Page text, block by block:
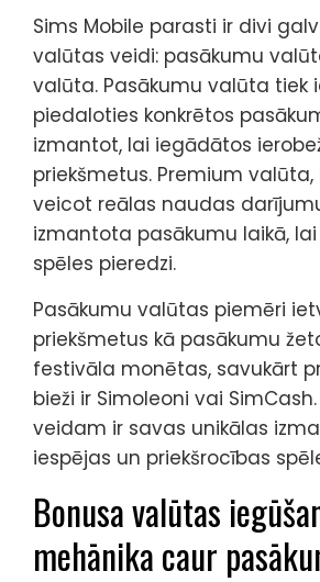
Sims Mobile parasti ir divi
valūtas veidi: pasākumu
valūta. Pasākumu valūta tiek
piedaloties konkrētos
izmantot, lai iegādātos
priekšmetus. Premium valūta,
veicot reālas naudas
izmantota pasākumu laikā,
spēles pieredzi.
Pasākumu valūtas piemēri
priekšmetus kā pasākumu
festivāla monētas, savukārt
bieži ir Simoleoni vai
veidam ir savas unikālas
iespējas un priekšrocības
Bonusa valūtas
mehānika caur